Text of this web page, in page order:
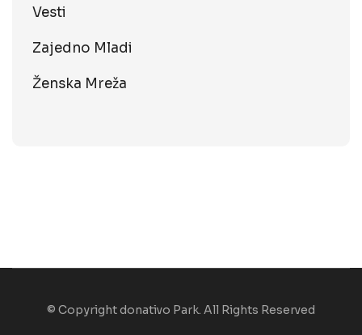
Vesti
Zajedno Mladi
Ženska Mreža
© Copyright donativo Park. All Rights Reserved